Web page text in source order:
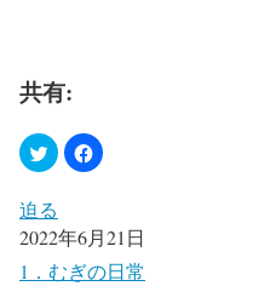
共有:
迫る
2022年6月21日
1．むぎの日常